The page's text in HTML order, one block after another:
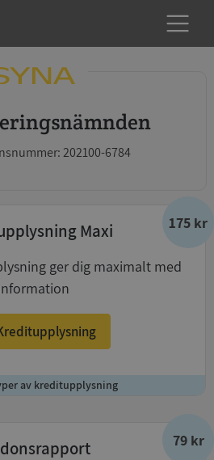
202100-6784
175 kr
Maxi
ger dig maximalt med
av kreditupplysning
79 kr